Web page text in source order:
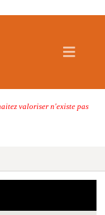
valoriser n'existe pas